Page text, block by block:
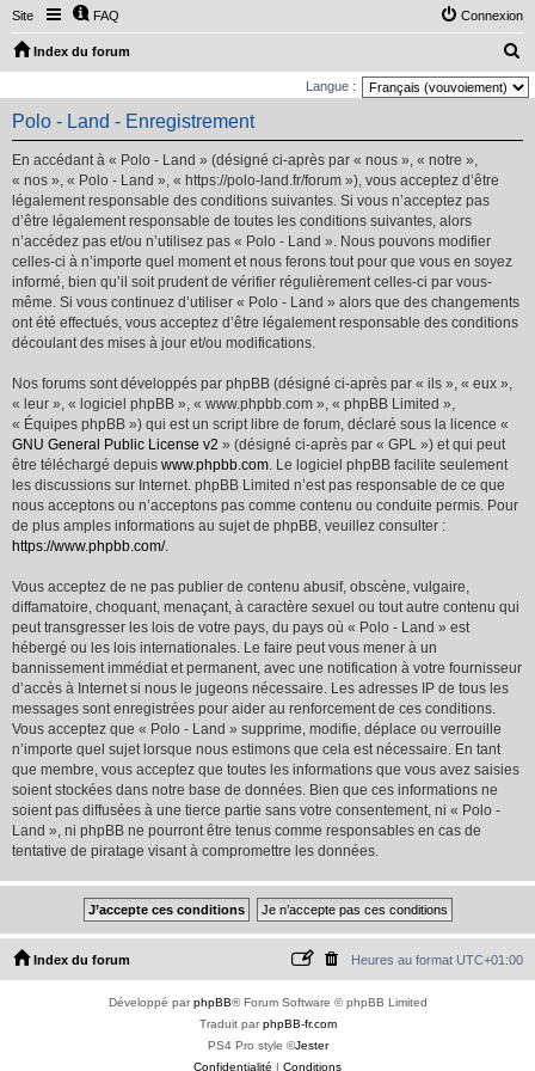
Site FAQ Connexion
Index du forum
e
Langue :
Polo - Land - Enregistrement
En accédant à « Polo - Land » (désigné ci-après par « nous », « notre »,
« nos », « Polo - Land », « https://polo-land.fr/forum »), vous acceptez d’être
légalement responsable des conditions suivantes. Si vous n’acceptez pas
d’être légalement responsable de toutes les conditions suivantes, alors
n’accédez pas et/ou n’utilisez pas « Polo - Land ». Nous pouvons modifier
celles-ci à n’importe quel moment et nous ferons tout pour que vous en soyez
informé, bien qu’il soit prudent de vérifier régulièrement celles-ci par vous-
même. Si vous continuez d’utiliser « Polo - Land » alors que des changements
ont été effectués, vous acceptez d’être légalement responsable des conditions
découlant des mises à jour et/ou modifications.
Nos forums sont développés par phpBB (désigné ci-après par « ils », « eux »,
« leur », « logiciel phpBB », « www.phpbb.com », « phpBB Limited »,
« Équipes phpBB ») qui est un script libre de forum, déclaré sous la licence «
GNU General Public License v2 » (désigné ci-après par « GPL ») et qui peut
être téléchargé depuis www.phpbb.com. Le logiciel phpBB facilite seulement
les discussions sur Internet. phpBB Limited n’est pas responsable de ce que
nous acceptons ou n’acceptons pas comme contenu ou conduite permis. Pour
de plus amples informations au sujet de phpBB, veuillez consulter :
https://www.phpbb.com/.
Vous acceptez de ne pas publier de contenu abusif, obscène, vulgaire,
diffamatoire, choquant, menaçant, à caractère sexuel ou tout autre contenu qui
peut transgresser les lois de votre pays, du pays où « Polo - Land » est
hébergé ou les lois internationales. Le faire peut vous mener à un
bannissement immédiat et permanent, avec une notification à votre fournisseur
d’accès à Internet si nous le jugeons nécessaire. Les adresses IP de tous les
messages sont enregistrées pour aider au renforcement de ces conditions.
Vous acceptez que « Polo - Land » supprime, modifie, déplace ou verrouille
n’importe quel sujet lorsque nous estimons que cela est nécessaire. En tant
que membre, vous acceptez que toutes les informations que vous avez saisies
soient stockées dans notre base de données. Bien que ces informations ne
soient pas diffusées à une tierce partie sans votre consentement, ni « Polo -
Land », ni phpBB ne pourront être tenus comme responsables en cas de
tentative de piratage visant à compromettre les données.
Index du forum Heures au format UTC+01:00
Développé parphpBB® Forum Software © phpBB Limited
Traduit parphpBB-fr.com
PS4 Pro style ©Jester
Confidentialité | Conditions